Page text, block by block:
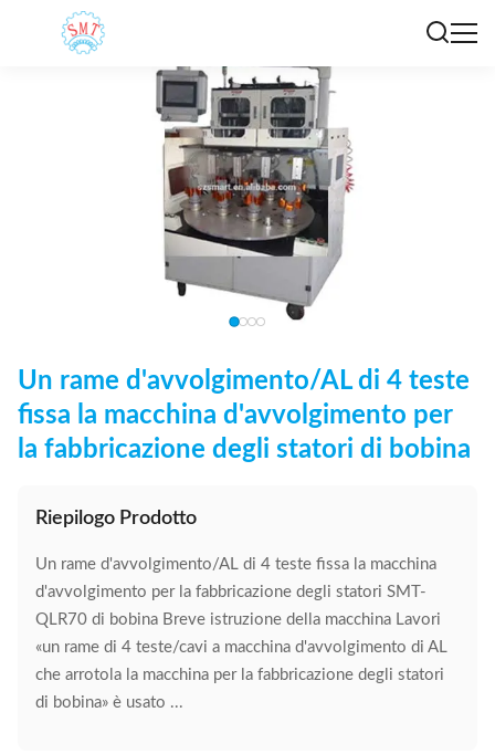
Un rame d'avvolgimento/AL di 4 teste
fissa la macchina d'avvolgimento per
la fabbricazione degli statori di bobina
Riepilogo Prodotto
Un rame d'avvolgimento/AL di 4 teste fissa la macchina
d'avvolgimento per la fabbricazione degli statori SMT-
QLR70 di bobina Breve istruzione della macchina Lavori
«un rame di 4 teste/cavi a macchina d'avvolgimento di AL
che arrotola la macchina per la fabbricazione degli statori
di bobina» è usato ...